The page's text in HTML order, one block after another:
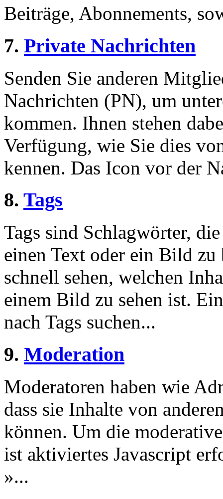
Beiträge, Abonnements,
7. Private Nachrichten
Senden Sie anderen
Nachrichten (PN), um
kommen. Ihnen stehen
Verfügung, wie Sie dies
kennen. Das Icon vor der
8. Tags
Tags sind Schlagwörter,
einen Text oder ein Bild zu
schnell sehen, welchen
einem Bild zu sehen ist.
nach Tags suchen...
9. Moderation
Moderatoren haben wie
dass sie Inhalte von
können. Um die
ist aktiviertes Javascript
»...